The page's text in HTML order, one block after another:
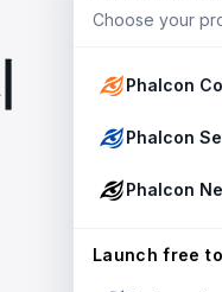
TOOLS
Enhance
capabilities.
transaction.
to shield your
and Secure Your Platform
your tokenization
Playbook New
Whitepaper
Stablecoin Issuer
2025 Crypto Crime
Newsroom
news and
Choose your
Phalcon
Phalcon
Phalcon
Launch free